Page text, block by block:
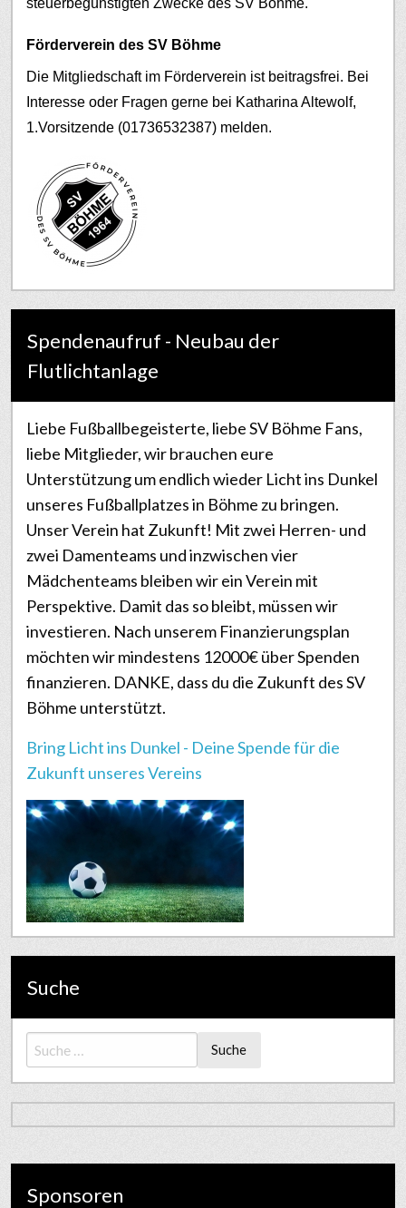
Förderverein des SV Böhme
Die Mitgliedschaft im Förderverein ist beitragsfrei. Bei
Interesse oder Fragen gerne bei Katharina Altewolf,
1.Vorsitzende (01736532387) melden.
Spendenaufruf - Neubau der
Flutlichtanlage
Liebe Fußballbegeisterte, liebe SV Böhme Fans,
liebe Mitglieder, wir brauchen eure
Unterstützung um endlich wieder Licht ins Dunkel
unseres Fußballplatzes in Böhme zu bringen.
Unser Verein hat Zukunft! Mit zwei Herren- und
zwei Damenteams und inzwischen vier
Mädchenteams bleiben wir ein Verein mit
Perspektive. Damit das so bleibt, müssen wir
investieren. Nach unserem Finanzierungsplan
möchten wir mindestens 12000€ über Spenden
finanzieren. DANKE, dass du die Zukunft des SV
Böhme unterstützt.
Bring Licht ins Dunkel - Deine Spende für die
Zukunft unseres Vereins
Suche
Suche
Sponsoren